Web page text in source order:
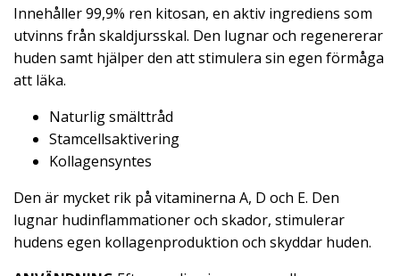
Innehåller 99,9% ren kitosan, en aktiv ingrediens som
utvinns från skaldjursskal. Den lugnar och regenererar
huden samt hjälper den att stimulera sin egen förmåga
att läka.
Naturlig smälttråd
Stamcellsaktivering
Kollagensyntes
Den är mycket rik på vitaminerna A, D och E. Den
lugnar hudinflammationer och skador, stimulerar
hudens egen kollagenproduktion och skyddar huden.